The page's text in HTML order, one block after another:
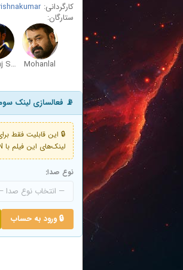
کارگردانی:
ستارگان:
Mohanlal
Prithviraj Sukumaran
📡 فعالسازی لینک
🔒 این قابلیت فقط
لینک‌های این فیلم با CDN اختصاصی ایران را ثبت کنید و دقایقی بعد به لینک سوم آن دسترسی خواهید داشت
نوع صدا:
🔒 ورود به حساب